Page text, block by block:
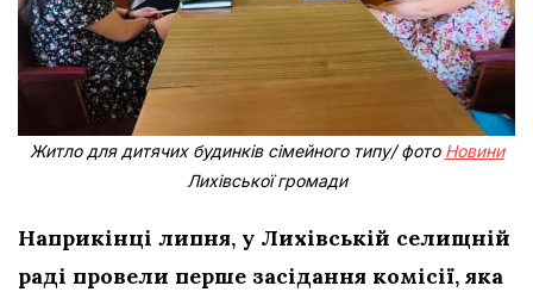
Житло для дитячих будинків сімейного типу/ фото Новини
Лихівської громади
Наприкінці липня, у Лихівській селищній
раді провели перше засідання комісії, яка